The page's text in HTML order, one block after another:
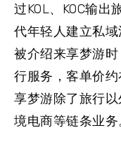
过KOL、KOC输
代年轻人建立私
被介绍来享梦游
行服务，客单价
享梦游除了旅行
境电商等链条业务